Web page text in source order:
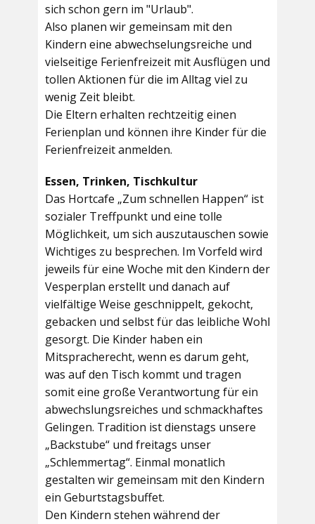
sich schon gern im "Urlaub".
Also planen wir gemeinsam mit den
Kindern eine abwechselungsreiche und
vielseitige Ferienfreizeit mit Ausflügen und
tollen Aktionen für die im Alltag viel zu
wenig Zeit bleibt.
Die Eltern erhalten rechtzeitig einen
Ferienplan und können ihre Kinder für die
Ferienfreizeit anmelden.
Essen, Trinken, Tischkultur
Das Hortcafe „Zum schnellen Happen“ ist
sozialer Treffpunkt und eine tolle
Möglichkeit, um sich auszutauschen sowie
Wichtiges zu besprechen. Im Vorfeld wird
jeweils für eine Woche mit den Kindern der
Vesperplan erstellt und danach auf
vielfältige Weise geschnippelt, gekocht,
gebacken und selbst für das leibliche Wohl
gesorgt. Die Kinder haben ein
Mitspracherecht, wenn es darum geht,
was auf den Tisch kommt und tragen
somit eine große Verantwortung für ein
abwechslungsreiches und schmackhaftes
Gelingen. Tradition ist dienstags unsere
„Backstube“ und freitags unser
„Schlemmertag“. Einmal monatlich
gestalten wir gemeinsam mit den Kindern
ein Geburtstagsbuffet.
Den Kindern stehen während der